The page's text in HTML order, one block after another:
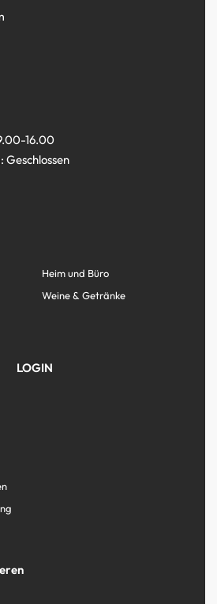
16.00
Heim und Büro
Weine & Getränke
LOGIN